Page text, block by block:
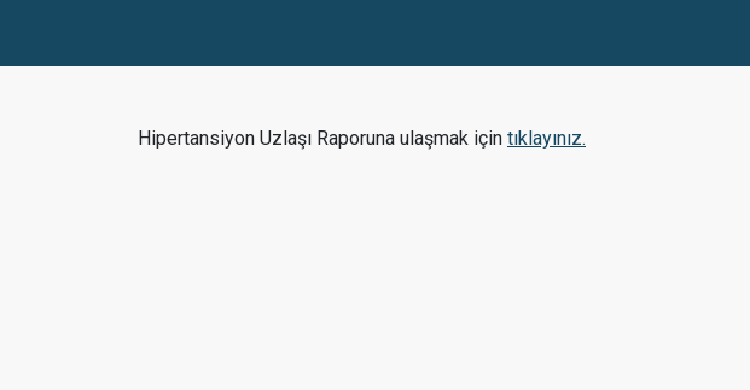
Hipertansiyon Uzlaşı Raporuna ulaşmak için tıklayınız.